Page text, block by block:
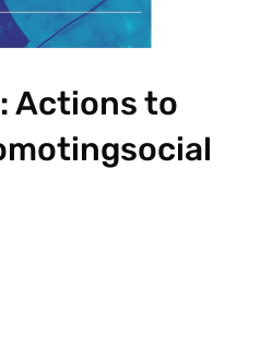
Actions to